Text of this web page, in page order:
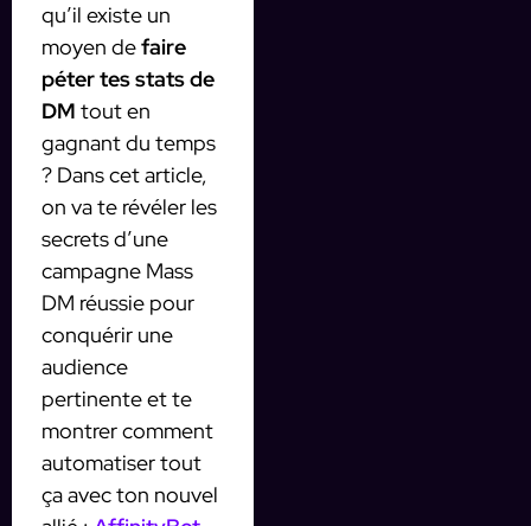
qu’il existe un
moyen defaire
péter tes stats de
DM tout en
gagnant du temps
? Dans cet article,
on va te révéler les
secrets d’une
campagne Mass
DM réussie pour
conquérir une
audience
pertinente et te
montrer comment
automatiser tout
ça avec ton nouvel